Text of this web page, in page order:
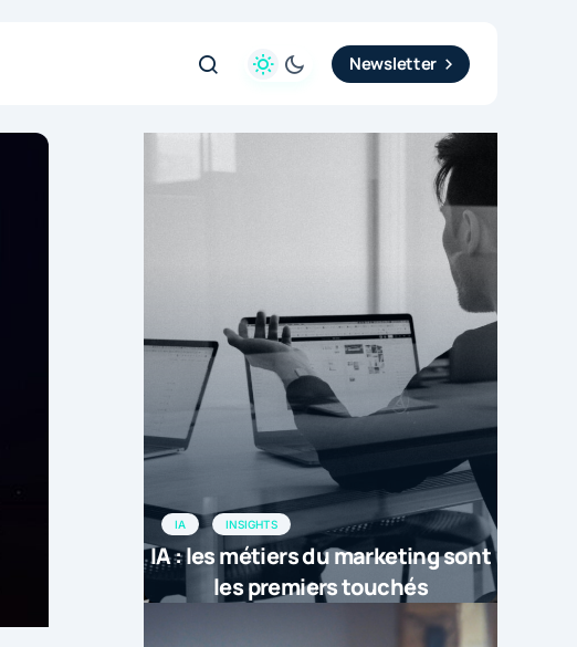
Newsletter
IA INSIGHTS
IA : les métiers du marketing sont
les premiers touchés